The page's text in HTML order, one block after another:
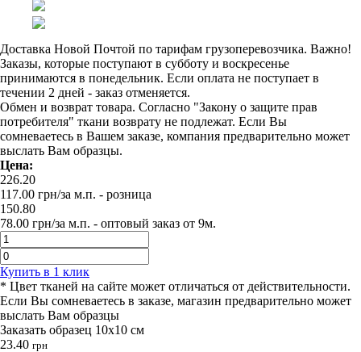
Доставка Новой Почтой по тарифам грузоперевозчика. Важно!
Заказы, которые поступают в субботу и воскресенье
принимаются в понедельник. Если оплата не поступает в
течении 2 дней - заказ отменяется.
Обмен и возврат товара. Согласно "Закону о защите прав
потребителя" ткани возврату не подлежат. Если Вы
сомневаетесь в Вашем заказе, компания предварительно может
выслать Вам образцы.
Цена:
226.20
117.00 грн/за м.п. - розница
150.80
78.00 грн/за м.п. - оптовый заказ от 9м.
Купить в 1 клик
* Цвет тканей на сайте может отличаться от действительности.
Если Вы сомневаетесь в заказе, магазин предварительно может
выслать Вам образцы
Заказать образец 10х10 см
23.40 грн